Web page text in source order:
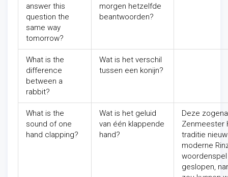
answer this
question the
same way
tomorrow?
morgen hetzelfde
beantwoorden?
What is the
difference
between a
rabbit?
Wat is het verschil
tussen een konijn?
What is the
sound of one
hand clapping?
Wat is het geluid
van één klappende
hand?
Deze
Zenmeester
traditie
moderne
geslopen,